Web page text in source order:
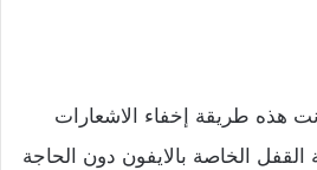
هذه طريقة إخفاء الاشعارات
الخاصة بالايفون دون الحاجة